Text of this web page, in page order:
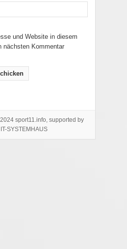
und Website in diesem
nächsten Kommentar
sport11.info, supported by
SYSTEMHAUS